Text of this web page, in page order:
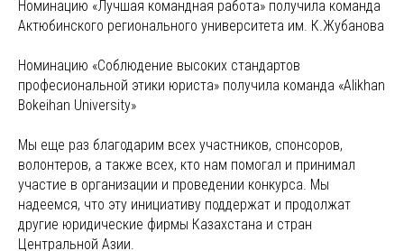
Номинацию «Лучшая командная работа» получила команда
Актюбинского регионального университета им. К.Жубанова
Номинацию «Соблюдение высоких стандартов
професиональной этики юриста» получила команда «Alikhan
Bokeihan University»
Мы еще раз благодарим всех участников, спонсоров,
волонтеров, а также всех, кто нам помогал и принимал
участие в организации и проведении конкурса. Мы
надеемся, что эту инициативу поддержат и продолжат
другие юридические фирмы Казахстана и стран
Центральной Азии.